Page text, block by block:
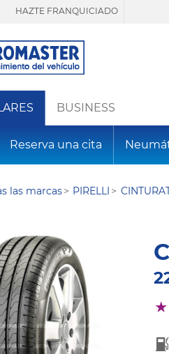
HAZTE FRANQUICIADO
BUSINESS
Reserva una cita
las marcas PIRELLI